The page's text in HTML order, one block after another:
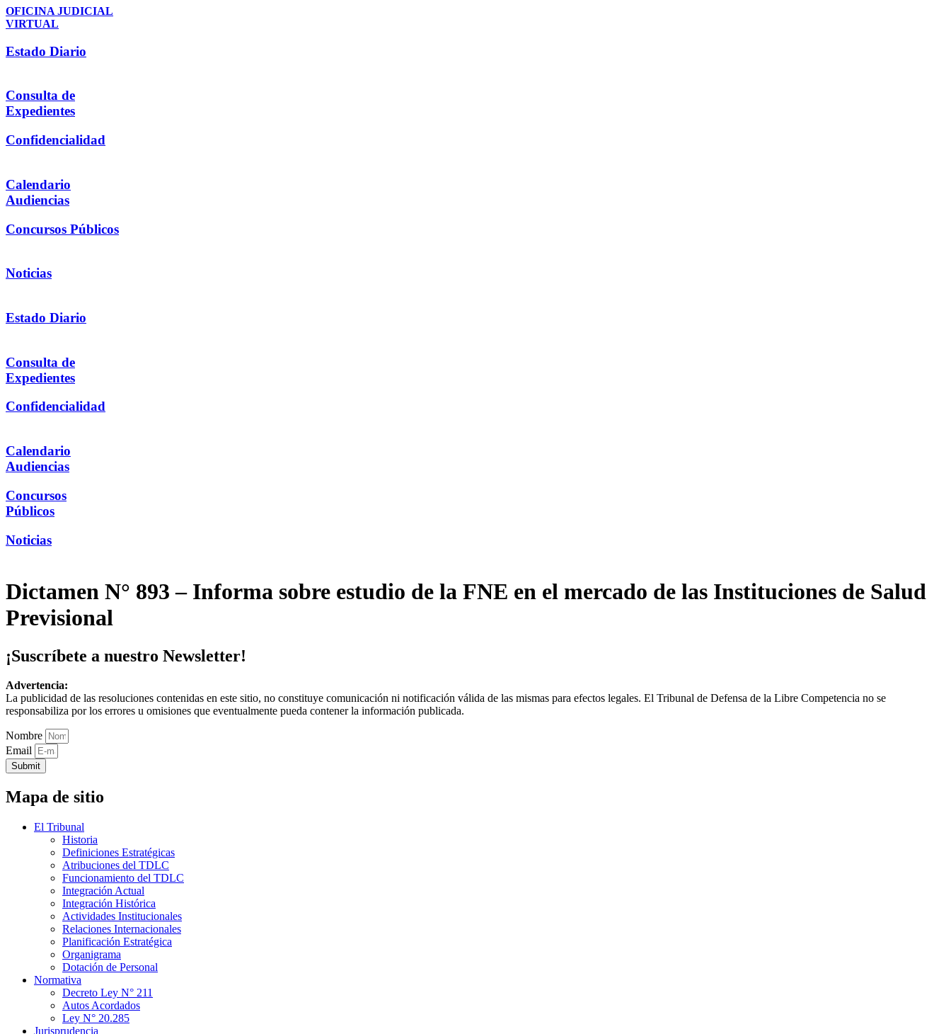
OFICINA JUDICIAL
VIRTUAL
Estado Diario
Consulta de
Expedientes
Confidencialidad
Calendario
Audiencias
Concursos Públicos
Noticias
Estado Diario
Consulta de
Expedientes
Confidencialidad
Calendario
Audiencias
Concursos
Públicos
Noticias
Dictamen N° 893 – Informa sobre estudio de la FNE en el mercado de las Instituciones de Salud
Previsional
¡Suscríbete a nuestro Newsletter!
Advertencia:
La publicidad de las resoluciones contenidas en este sitio, no constituye comunicación ni notificación válida de las mismas para efectos legales. El Tribunal de Defensa de la Libre Competencia no se
responsabiliza por los errores u omisiones que eventualmente pueda contener la información publicada.
Nombre
Email
Submit
Mapa de sitio
El Tribunal
Historia
Definiciones Estratégicas
Atribuciones del TDLC
Funcionamiento del TDLC
Integración Actual
Integración Histórica
Actividades Institucionales
Relaciones Internacionales
Planificación Estratégica
Organigrama
Dotación de Personal
Normativa
Decreto Ley N° 211
Autos Acordados
Ley N° 20.285
Jurisprudencia